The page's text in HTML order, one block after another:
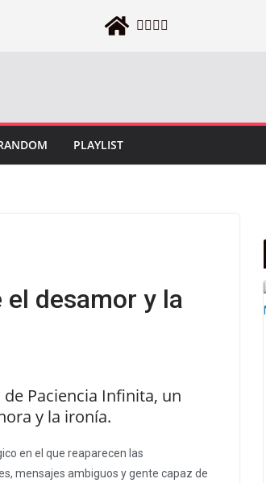
PLAYLIST
el desamor y la
Paciencia Infinita, un
y la ironía.
en el que reaparecen las
mensajes ambiguos y gente capaz de